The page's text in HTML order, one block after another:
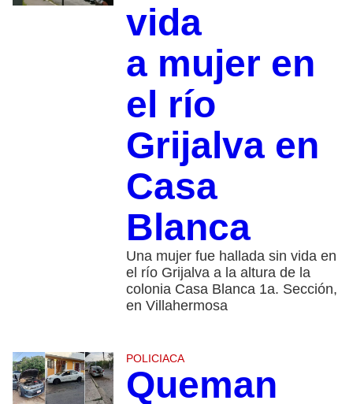
vida
a mujer en
el río
Grijalva en
Casa
Blanca
Una mujer fue hallada sin vida en
el río Grijalva a la altura de la
colonia Casa Blanca 1a. Sección,
en Villahermosa
POLICIACA
Queman